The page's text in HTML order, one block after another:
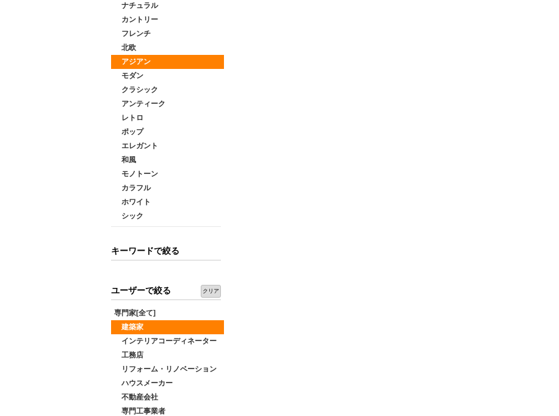
ナチュラル
カントリー
フレンチ
北欧
アジアン
モダン
クラシック
アンティーク
レトロ
ポップ
エレガント
和風
モノトーン
カラフル
ホワイト
シック
キーワードで絞る
ユーザーで絞る クリア
専門家[全て]
建築家
インテリアコーディネーター
工務店
リフォーム・リノベーション
ハウスメーカー
不動産会社
専門工事業者